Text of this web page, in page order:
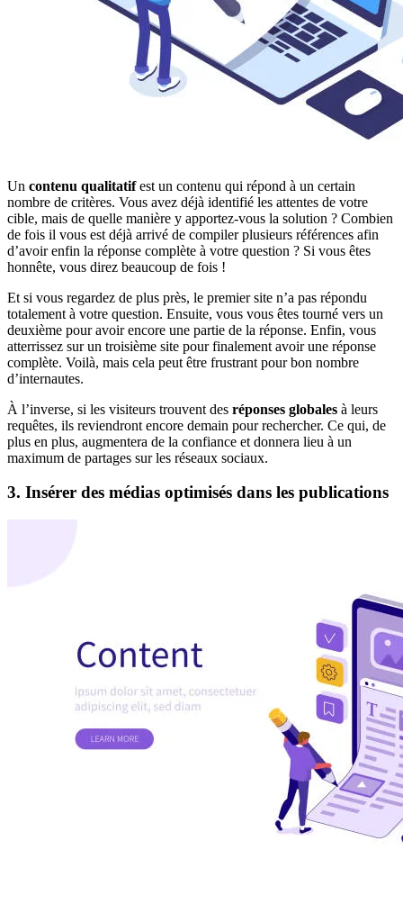
Un contenu qualitatifest un contenu qui répond à un certain
nombre de critères. Vous avez déjà identifié les attentes de votre
cible, mais de quelle manière y apportez-vous la solution ? Combien
de fois il vous est déjà arrivé de compiler plusieurs références afin
d’avoir enfin la réponse complète à votre question ? Si vous êtes
honnête, vous direz beaucoup de fois !
Et si vous regardez de plus près, le premier site n’a pas répondu
totalement à votre question. Ensuite, vous vous êtes tourné vers un
deuxième pour avoir encore une partie de la réponse. Enfin, vous
atterrissez sur un troisième site pour finalement avoir une réponse
complète. Voilà, mais cela peut être frustrant pour bon nombre
d’internautes.
À l’inverse, si les visiteurs trouvent des réponses globales à leurs
requêtes, ils reviendront encore demain pour rechercher. Ce qui, de
plus en plus, augmentera de la confiance et donnera lieu à un
maximum de partages sur les réseaux sociaux.
3. Insérer des médias optimisés dans les publications